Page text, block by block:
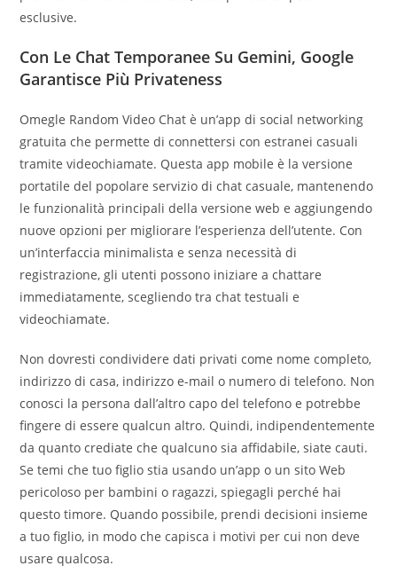
esclusive.
Con Le Chat Temporanee Su Gemini, Google
Garantisce Più Privateness
Omegle Random Video Chat è un’app di social networking
gratuita che permette di connettersi con estranei casuali
tramite videochiamate. Questa app mobile è la versione
portatile del popolare servizio di chat casuale, mantenendo
le funzionalità principali della versione web e aggiungendo
nuove opzioni per migliorare l’esperienza dell’utente. Con
un’interfaccia minimalista e senza necessità di
registrazione, gli utenti possono iniziare a chattare
immediatamente, scegliendo tra chat testuali e
videochiamate.
Non dovresti condividere dati privati come nome completo,
indirizzo di casa, indirizzo e-mail o numero di telefono. Non
conosci la persona dall’altro capo del telefono e potrebbe
fingere di essere qualcun altro. Quindi, indipendentemente
da quanto crediate che qualcuno sia affidabile, siate cauti.
Se temi che tuo figlio stia usando un’app o un sito Web
pericoloso per bambini o ragazzi, spiegagli perché hai
questo timore. Quando possibile, prendi decisioni insieme
a tuo figlio, in modo che capisca i motivi per cui non deve
usare qualcosa.